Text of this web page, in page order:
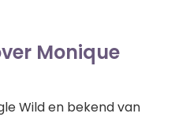
Monique
Wild en bekend van